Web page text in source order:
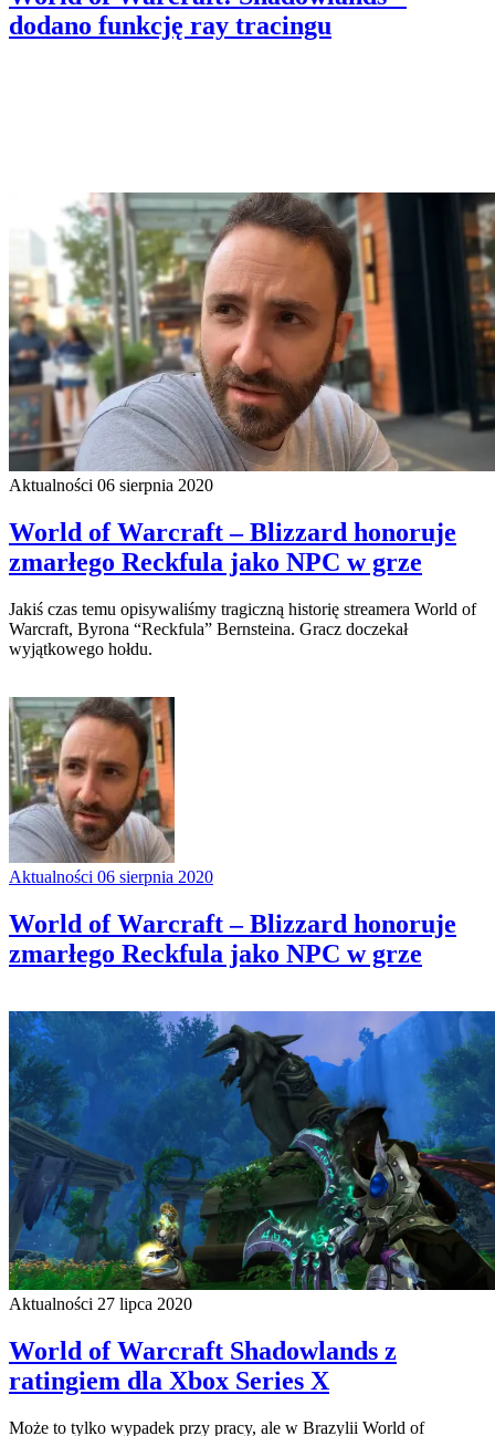
dodano funkcję ray tracingu
Aktualności 06 sierpnia 2020
World of Warcraft – Blizzard honoruje
zmarłego Reckfula jako NPC w grze
Jakiś czas temu opisywaliśmy tragiczną historię streamera World of
Warcraft, Byrona “Reckfula” Bernsteina. Gracz doczekał
wyjątkowego hołdu.
Aktualności 06 sierpnia 2020
World of Warcraft – Blizzard honoruje
zmarłego Reckfula jako NPC w grze
Aktualności 27 lipca 2020
World of Warcraft Shadowlands z
ratingiem dla Xbox Series X
Może to tylko wypadek przy pracy, ale w Brazylii World of